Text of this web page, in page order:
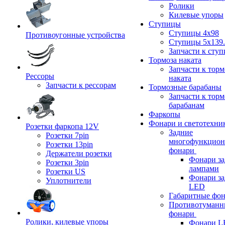
Противоугонные устройства
Рессоры
Запчасти к рессорам
Розетки фаркопа 12V
Розетки 7pin
Розетки 13pin
Держатели розетки
Розетки 3pin
Розетки US
Уплотнители
Ролики, килевые упоры
Ролики
Килевые упоры
Ступицы
Ступицы 4x98
Ступицы
Запчасти к
Тормоза наката
Запчасти к
наката
Тормозные барабаны
Запчасти к
барабанам
Фаркопы
Фонари и
Задние
фонари
Фонари
лампами
Фонари
LED
Габаритные
фонари
Фонари